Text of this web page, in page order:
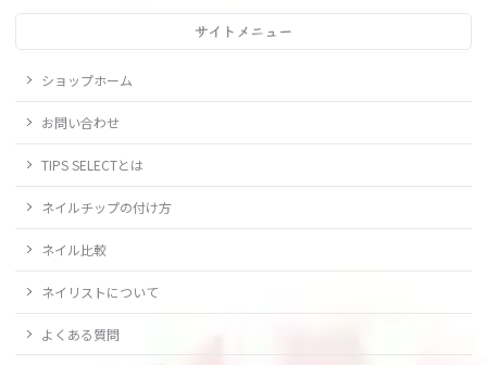
サイトメニュー
ショップホーム
お問い合わせ
TIPS SELECTとは
ネイルチップの付け方
ネイル比較
ネイリストについて
よくある質問